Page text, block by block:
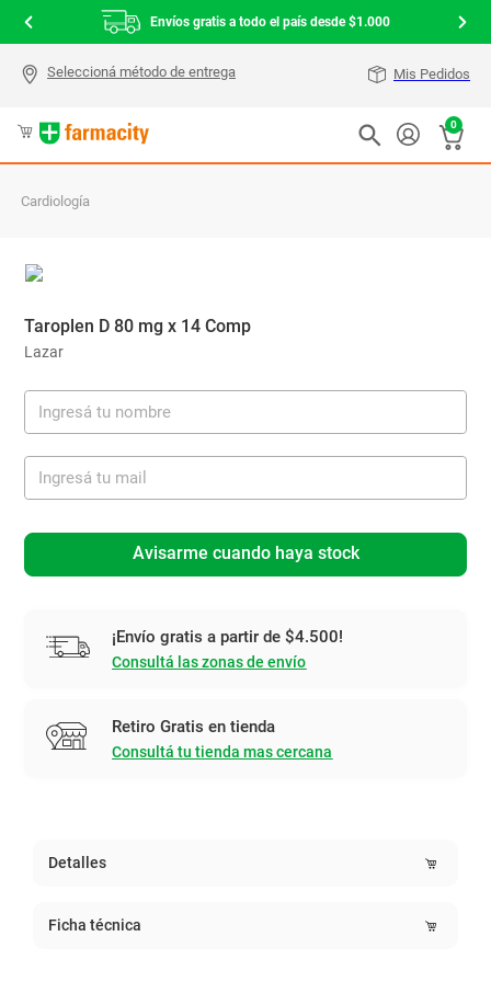
Envíos gratis a todo el país desde $1.000
Mis Pedidos
0
Cardiología
Taroplen D 80 mg x 14 Comp
Lazar
Avisarme cuando haya stock
¡Envío gratis a partir de $4.500!
Consultá las zonas de envío
Retiro Gratis en tienda
Consultá tu tienda mas cercana
Detalles
Ficha técnica